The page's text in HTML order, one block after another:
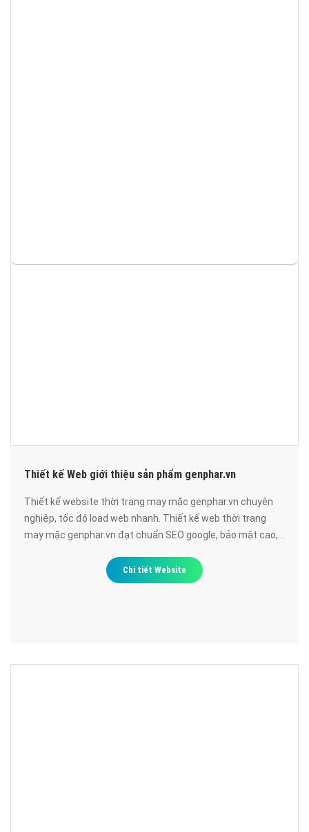
Thiết kế Web giới thiệu sản phẩm genphar.vn
Thiết kế website thời trang may mặc genphar.vn chuyên
nghiệp, tốc độ load web nhanh. Thiết kế web thời trang
may mặc genphar.vn đạt chuẩn SEO google, bảo mật cao,
Chi tiết Website